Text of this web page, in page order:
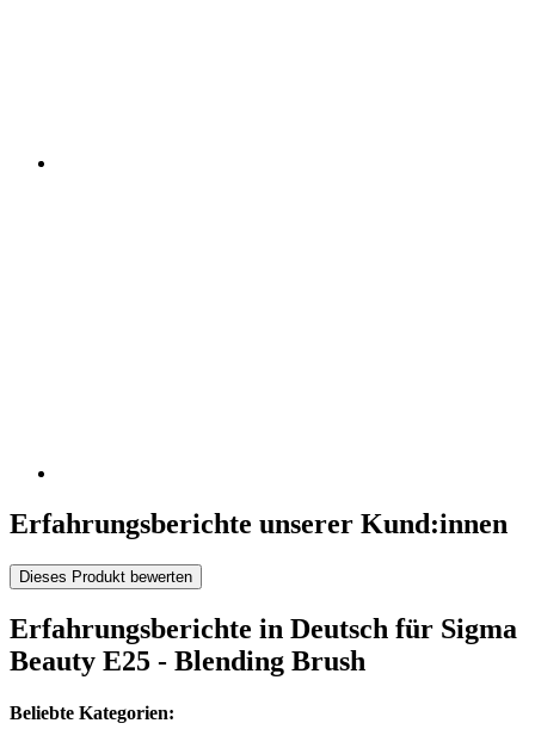
Erfahrungsberichte unserer Kund:innen
Dieses Produkt bewerten
Erfahrungsberichte in Deutsch für Sigma
Beauty E25 - Blending Brush
Beliebte Kategorien: